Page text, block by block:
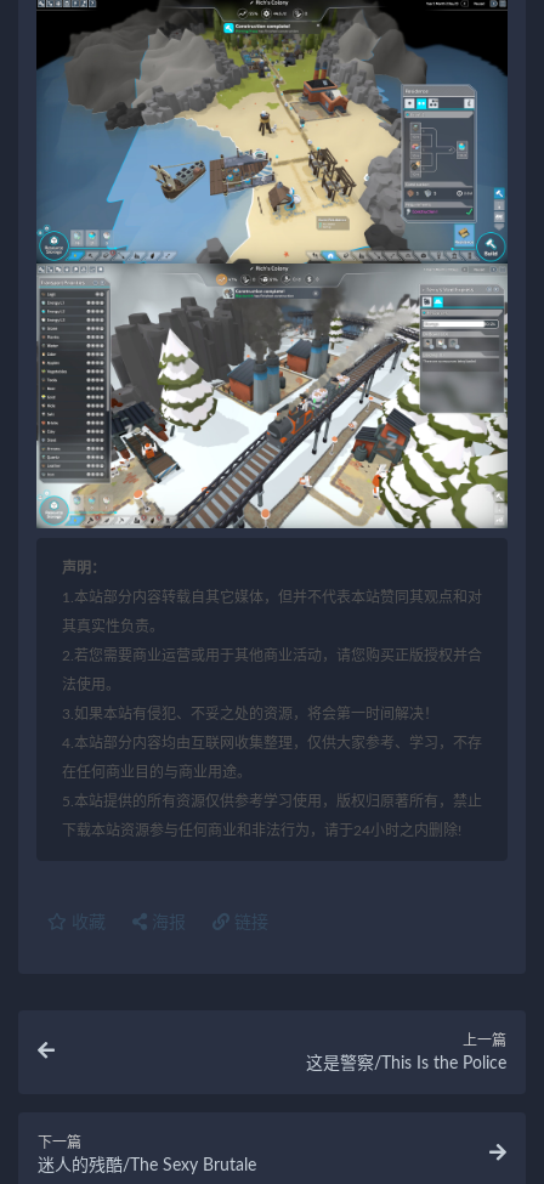
声明：
1.本站部分内容转载自其它媒体，但并不代表本站赞同其观点和对
其真实性负责。
2.若您需要商业运营或用于其他商业活动，请您购买正版授权并合
法使用。
3.如果本站有侵犯、不妥之处的资源，将会第一时间解决！
4.本站部分内容均由互联网收集整理，仅供大家参考、学习，不存
在任何商业目的与商业用途。
5.本站提供的所有资源仅供参考学习使用，版权归原著所有，禁止
下载本站资源参与任何商业和非法行为，请于24小时之内删除!
收藏 海报 链接
上一篇
这是警察/This Is the Police
下一篇
迷人的残酷/The Sexy Brutale